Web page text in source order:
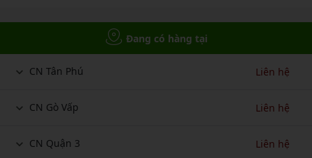
Đang có hàng tại
CN Tân Phú Liên hệ
CN Gò Vấp Liên hệ
CN Quận 3 Liên hệ